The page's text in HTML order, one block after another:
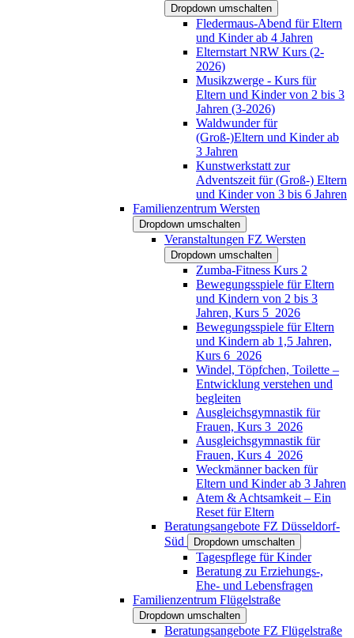
Dropdown umschalten
Fledermaus-Abend für Eltern
und Kinder ab 4 Jahren
Elternstart NRW Kurs (2-
2026)
Musikzwerge - Kurs für
Eltern und Kinder von 2 bis 3
Jahren (3-2026)
Waldwunder für
(Groß-)Eltern und Kinder ab
3 Jahren
Kunstwerkstatt zur
Adventszeit für (Groß-) Eltern
und Kinder von 3 bis 6 Jahren
Familienzentrum Wersten
Dropdown umschalten
Veranstaltungen FZ Wersten
Dropdown umschalten
Zumba-Fitness Kurs 2
Bewegungsspiele für Eltern
und Kindern von 2 bis 3
Jahren, Kurs 5_2026
Bewegungsspiele für Eltern
und Kindern ab 1,5 Jahren,
Kurs 6_2026
Windel, Töpfchen, Toilette –
Entwicklung verstehen und
begleiten
Ausgleichsgymnastik für
Frauen, Kurs 3_2026
Ausgleichsgymnastik für
Frauen, Kurs 4_2026
Weckmänner backen für
Eltern und Kinder ab 3 Jahren
Atem & Achtsamkeit – Ein
Reset für Eltern
Beratungsangebote FZ Düsseldorf-
Süd
Dropdown umschalten
Tagespflege für Kinder
Beratung zu Erziehungs-,
Ehe- und Lebensfragen
Familienzentrum Flügelstraße
Dropdown umschalten
Beratungsangebote FZ Flügelstraße